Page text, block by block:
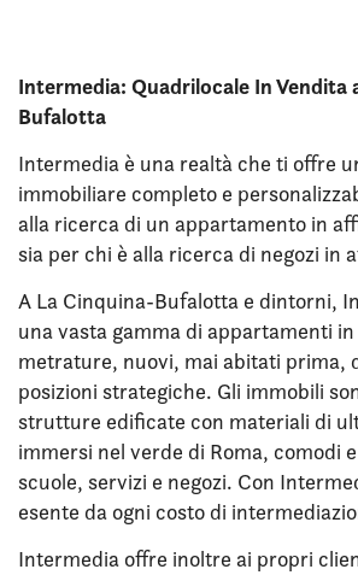
Intermedia: Quadrilocale In Vendita
Bufalotta
Intermedia è una realtà che ti offre
immobiliare completo e
alla ricerca di un appartamento in
sia per chi è alla ricerca di negozi in
A La Cinquina-Bufalotta e dintorni,
una vasta gamma di appartamenti
metrature, nuovi, mai abitati prima,
posizioni strategiche. Gli immobili
strutture edificate con materiali di
immersi nel verde di Roma, comodi
scuole, servizi e negozi. Con
esente da ogni costo di
Intermedia offre inoltre ai propri